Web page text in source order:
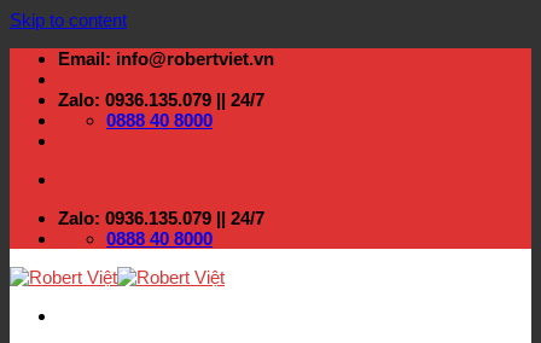
Skip to content
Email: info@robertviet.vn
Zalo: 0936.135.079 || 24/7
0888 40 8000
Zalo: 0936.135.079 || 24/7
0888 40 8000